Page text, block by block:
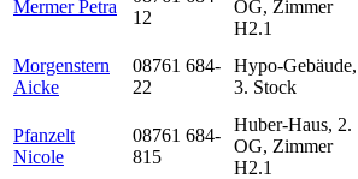
Mermer Petra
12
OG, Zimmer
H2.1
Morgenstern
Aicke
08761 684-
22
Hypo-Gebäude,
3. Stock
Pfanzelt
Nicole
08761 684-
815
Huber-Haus, 2.
OG, Zimmer
H2.1